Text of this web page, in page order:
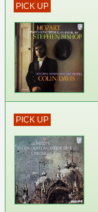
PICK UP
PICK UP